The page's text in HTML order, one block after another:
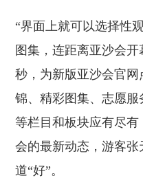
“界面上就可以选择性
图集，连距离亚沙会
秒，为新版亚沙会官
锦、精彩图集、志愿
等栏目和板块应有尽
会的最新动态，游客
道“好”。